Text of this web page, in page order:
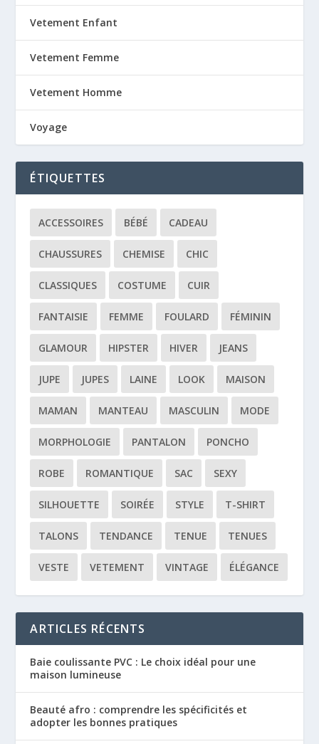
Vetement Enfant
Vetement Femme
Vetement Homme
Voyage
ÉTIQUETTES
ACCESSOIRES BÉBÉ CADEAU
CHAUSSURES CHEMISE CHIC
CLASSIQUES COSTUME CUIR
FANTAISIE FEMME FOULARD FÉMININ
GLAMOUR HIPSTER HIVER JEANS
JUPE JUPES LAINE LOOK MAISON
MAMAN MANTEAU MASCULIN MODE
MORPHOLOGIE PANTALON PONCHO
ROBE ROMANTIQUE SAC SEXY
SILHOUETTE SOIRÉE STYLE T-SHIRT
TALONS TENDANCE TENUE TENUES
VESTE VETEMENT VINTAGE ÉLÉGANCE
ARTICLES RÉCENTS
Baie coulissante PVC : Le choix idéal pour une
maison lumineuse
Beauté afro : comprendre les spécificités et
adopter les bonnes pratiques